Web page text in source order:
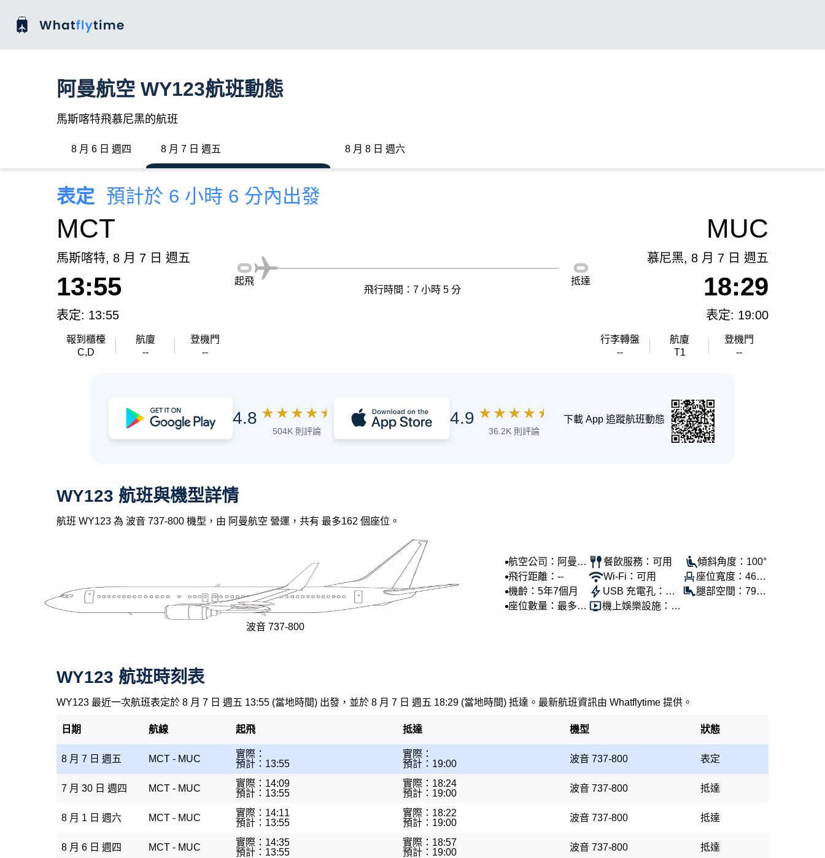
阿曼航空 WY123航班動態
馬斯喀特飛慕尼黑的航班
8 月 6 日 週四 8 月 7 日 週五 8 月 8 日 週六
表定 預計於 6 小時 6 分內出發
MCT
馬斯喀特, 8 月 7 日 週五
13:55
表定: 13:55
報到櫃檯
C,D
航廈
--
登機門
--
起飛
飛行時間：7 小時 5 分
抵達
MUC
慕尼黑, 8 月 7 日 週五
18:29
表定: 19:00
行李轉盤
--
航廈
T1
登機門
--
4.8 ★ ★ ★ ★ ★
504K 則評論
4.9 ★ ★ ★ ★ ★
36.2K 則評論
下載 App 追蹤航班動態
WY123 航班與機型詳情
航班 WY123 為 波音 737-800 機型，由 阿曼航空 營運，共有 最多162 個座位。
波音 737-800
航空公司：阿曼航
空
飛行距離：--
機齡：5年7個月
座位數量：最多16
餐飲服務：可用
Wi-Fi：可用
USB 充電孔：可
用
機上娛樂設施：可
傾斜角度：100°
座位寬度：46公
分
腿部空間：79公
WY123 航班時刻表
WY123 最近一次航班表定於 8 月 7 日 週五 13:55 (當地時間) 出發，並於 8 月 7 日 週五 18:29 (當地時間) 抵達。最新航班資訊由 Whatflytime 提供。
日期 航線 起飛 抵達 機型 狀態
8 月 7 日 週五 MCT - MUC
實際：
預計：13:55
實際：
預計：19:00
波音 737-800 表定
7 月 30 日 週四 MCT - MUC
實際：14:09
預計：13:55
實際：18:24
預計：19:00
波音 737-800 抵達
8 月 1 日 週六 MCT - MUC
實際：14:11
預計：13:55
實際：18:22
預計：19:00
波音 737-800 抵達
8 月 6 日 週四 MCT - MUC
實際：14:35
預計：13:55
實際：18:57
預計：19:00
波音 737-800 抵達